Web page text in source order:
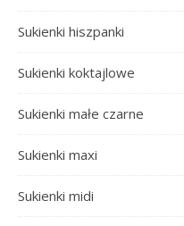
Sukienki hiszpanki
Sukienki koktajlowe
Sukienki małe czarne
Sukienki maxi
Sukienki midi